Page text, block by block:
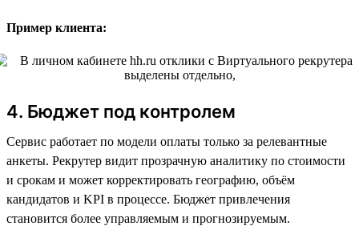
Пример клиента:
4. Бюджет под контролем
Сервис работает по модели оплаты только за релевантные
анкеты. Рекрутер видит прозрачную аналитику по стоимости
и срокам и может корректировать географию, объём
кандидатов и KPI в процессе. Бюджет привлечения
становится более управляемым и прогнозируемым.